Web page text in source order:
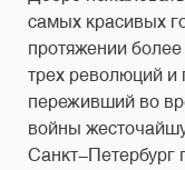
самых красивых
протяжении
трех революций и
переживший во
войны
Санкт-Петербург